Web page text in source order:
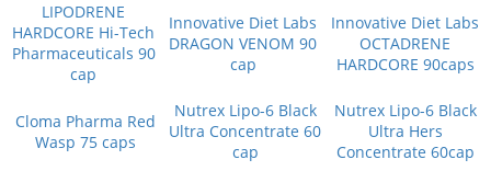
LIPODRENE
HARDCORE Hi-Tech
Pharmaceuticals 90
cap
Innovative Diet Labs
DRAGON VENOM 90
cap
Innovative Diet Labs
OCTADRENE
HARDCORE 90caps
Cloma Pharma Red
Wasp 75 caps
Nutrex Lipo-6 Black
Ultra Concentrate 60
cap
Nutrex Lipo-6 Black
Ultra Hers
Concentrate 60cap